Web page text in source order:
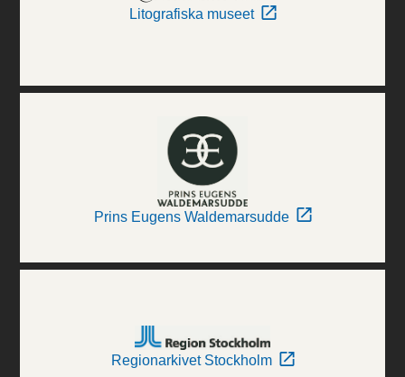
Litografiska museet
Prins Eugens Waldemarsudde
Regionarkivet Stockholm